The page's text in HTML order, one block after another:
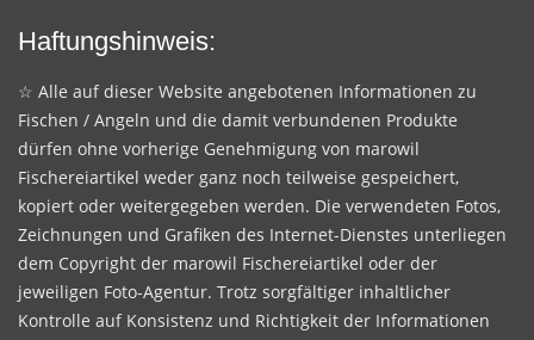
Haftungshinweis:
☆ Alle auf dieser Website angebotenen Informationen zu
Fischen / Angeln und die damit verbundenen Produkte
dürfen ohne vorherige Genehmigung von marowil
Fischereiartikel weder ganz noch teilweise gespeichert,
kopiert oder weitergegeben werden. Die verwendeten Fotos,
Zeichnungen und Grafiken des Internet-Dienstes unterliegen
dem Copyright der marowil Fischereiartikel oder der
jeweiligen Foto-Agentur. Trotz sorgfältiger inhaltlicher
Kontrolle auf Konsistenz und Richtigkeit der Informationen